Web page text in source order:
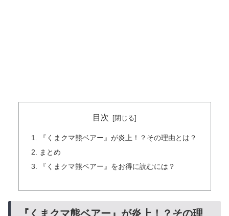
目次
『くまクマ熊ベアー』が炎上！？その理由とは？
まとめ
『くまクマ熊ベアー』をお得に読むには？
『くまクマ熊ベアー』が炎上！？その理